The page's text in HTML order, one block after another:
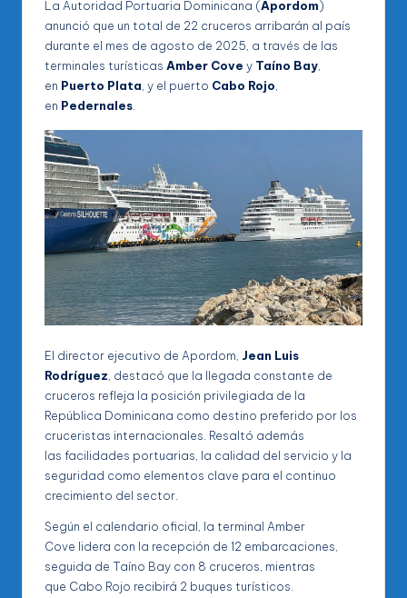
La Autoridad Portuaria Dominicana (Apordom)
anunció que un total de 22 cruceros arribarán al país
durante el mes de agosto de 2025, a través de las
terminales turísticas Amber Cove y Taíno Bay,
en Puerto Plata, y el puerto Cabo Rojo,
en Pedernales.
El director ejecutivo de Apordom, Jean Luis
Rodríguez, destacó que la llegada constante de
cruceros refleja la posición privilegiada de la
República Dominicana como destino preferido por los
cruceristas internacionales. Resaltó además
las facilidades portuarias, la calidad del servicio y la
seguridad como elementos clave para el continuo
crecimiento del sector.
Según el calendario oficial, la terminal Amber
Cove lidera con la recepción de 12 embarcaciones,
seguida de Taíno Bay con 8 cruceros, mientras
que Cabo Rojo recibirá 2 buques turísticos.